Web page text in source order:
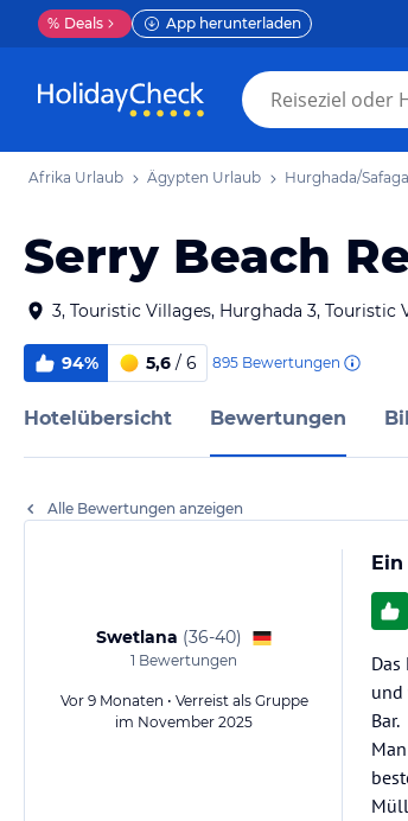
% Deals App herunterladen
Afrika Urlaub Ägypten Urlaub Hurghada/
Serry Beach
3, Touristic Villages, Hurghada 3, Touristic
94% 5,6 / 6 895 Bewertungen
Hotelübersicht Bewertungen
Alle Bewertungen anzeigen
Swetlana (36-40)
1 Bewertungen
Vor 9 Monaten • Verreist als Gruppe
im November 2025
und
Bar.